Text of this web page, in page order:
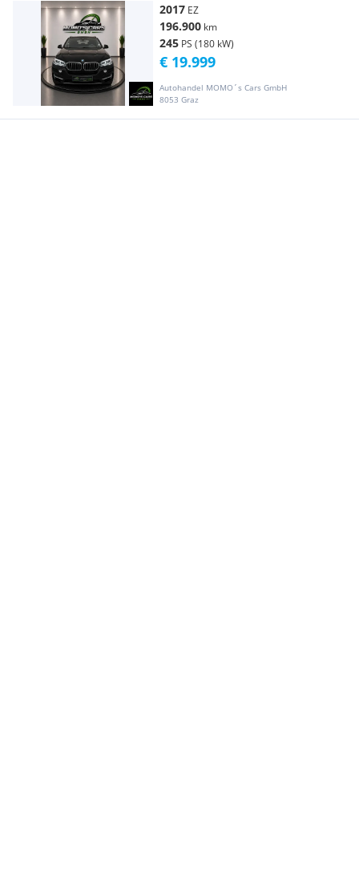
2017 EZ
196.900 km
245 PS (180 kW)
Autohandel MOMO´s Cars GmbH
8053 Graz
€ 19.999